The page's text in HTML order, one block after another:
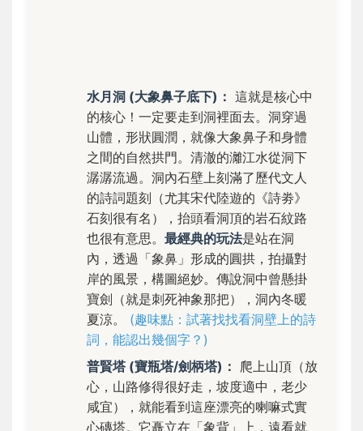
水月洞 (大象鼻子底下)： 這就是核心中
的核心！一定要走到洞裡面去。洞穿過
山體，形狀圓潤，就像大象鼻子和身體
之間的自然拱門。清澈的灕江水從洞下
潺潺流過。洞內石壁上刻滿了歷代文人
的詩詞題刻（尤其宋代陸遊的《詩劵》
石刻很有名），抬頭看洞頂的岩石紋路
也很有意思。 最經典的玩法是站在洞
內，透過「象鼻」形成的圓拱，拍攝對
岸的風景，構圖絕妙。傳說洞中曾懸掛
寶劍（就是刺死神象那把），洞內冬暖
夏涼。 (趣味點：試著找找看洞壁上的詩
詞，能認出幾個字？)
普賢塔 (寶瓶塔/劍柄塔)： 爬上山頂（放
心，山路修得很好走，坡度適中，老少
咸宜），就能看到這座漂亮的喇嘛式實
心磚塔。它矗立在「象背」上，遠看就